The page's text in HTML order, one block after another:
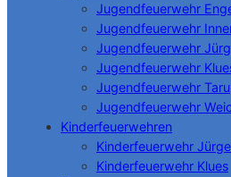
Jugendfeuerwehr
Jugendfeuerwehr
Jugendfeuerwehr
Jugendfeuerwehr
Jugendfeuerwehr
Jugendfeuerwehr
Kinderfeuerwehren
Kinderfeuerwehr
Kinderfeuerwehr Klues